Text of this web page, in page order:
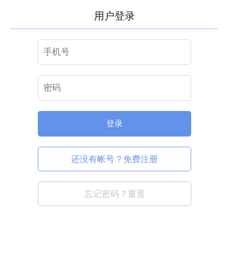
用户登录
登录
还没有帐号？免费注册
忘记密码？重置